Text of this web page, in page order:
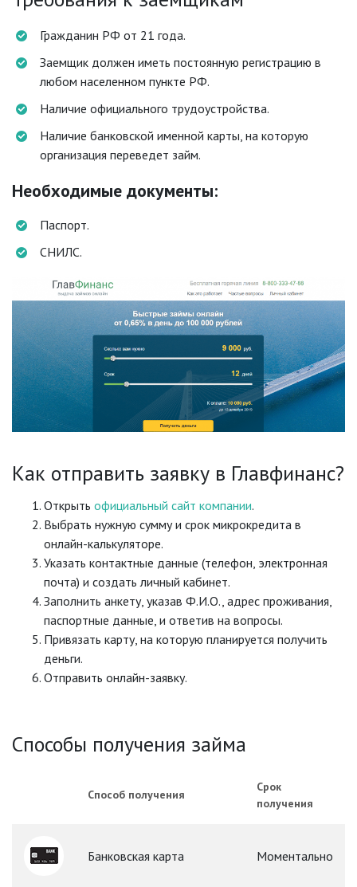
Гражданин РФ от 21 года.
Заемщик должен иметь постоянную регистрацию в
любом населенном пункте РФ.
Наличие официального трудоустройства.
Наличие банковской именной карты, на которую
организация переведет займ.
Необходимые документы:
Паспорт.
СНИЛС.
Как отправить заявку в Главфинанс?
Открыть официальный сайт компании.
Выбрать нужную сумму и срок микрокредита в
онлайн-калькуляторе.
Указать контактные данные (телефон, электронная
почта) и создать личный кабинет.
Заполнить анкету, указав Ф.И.О., адрес проживания,
паспортные данные, и ответив на вопросы.
Привязать карту, на которую планируется получить
деньги.
Отправить онлайн-заявку.
Способы получения займа
Способ получения
Срок
получения
Банковская карта Моментально